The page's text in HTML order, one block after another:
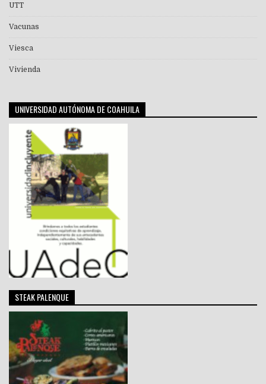
UTT
Vacunas
Viesca
Vivienda
UNIVERSIDAD AUTÓNOMA DE COAHUILA
STEAK PALENQUE